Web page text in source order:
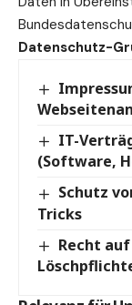
Datenschutz-
IT-
(Software,
Schutz
Tricks
Recht